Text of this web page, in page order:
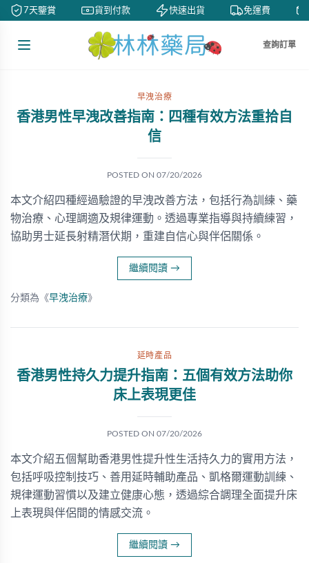
7天鑒賞 貨到付款 快速出貨 免運費
查詢訂單
早洩治療
香港男性早洩改善指南：四種有效方法重拾自
信
POSTED ON 07/20/2026
本文介紹四種經過驗證的早洩改善方法，包括行為訓練、藥
物治療、心理調適及規律運動。透過專業指導與持續練習，
協助男士延長射精潛伏期，重建自信心與伴侶關係。
繼續閱讀 →
分類為《早洩治療》
延時產品
香港男性持久力提升指南：五個有效方法助你
床上表現更佳
POSTED ON 07/20/2026
本文介紹五個幫助香港男性提升性生活持久力的實用方法，
包括呼吸控制技巧、善用延時輔助產品、凱格爾運動訓練、
規律運動習慣以及建立健康心態，透過綜合調理全面提升床
上表現與伴侶間的情感交流。
繼續閱讀 →